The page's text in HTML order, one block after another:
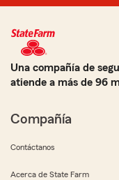
Una compañía de
atiende a más de 96
Compañía
Contáctanos
Acerca de State Farm